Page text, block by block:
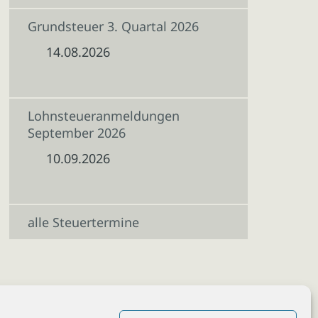
Grundsteuer 3. Quartal 2026
14.08.2026
Lohnsteueranmeldungen
September 2026
10.09.2026
alle Steuertermine